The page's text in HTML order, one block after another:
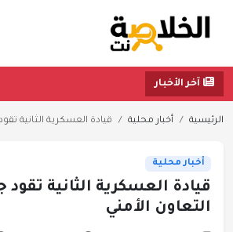
آخر الأخبار
الرئيسية أخبار محلية قيادة العسكرية الثانية
أخبار محلية
قيادة العسكرية الثانية تقود
التعاون الأمني